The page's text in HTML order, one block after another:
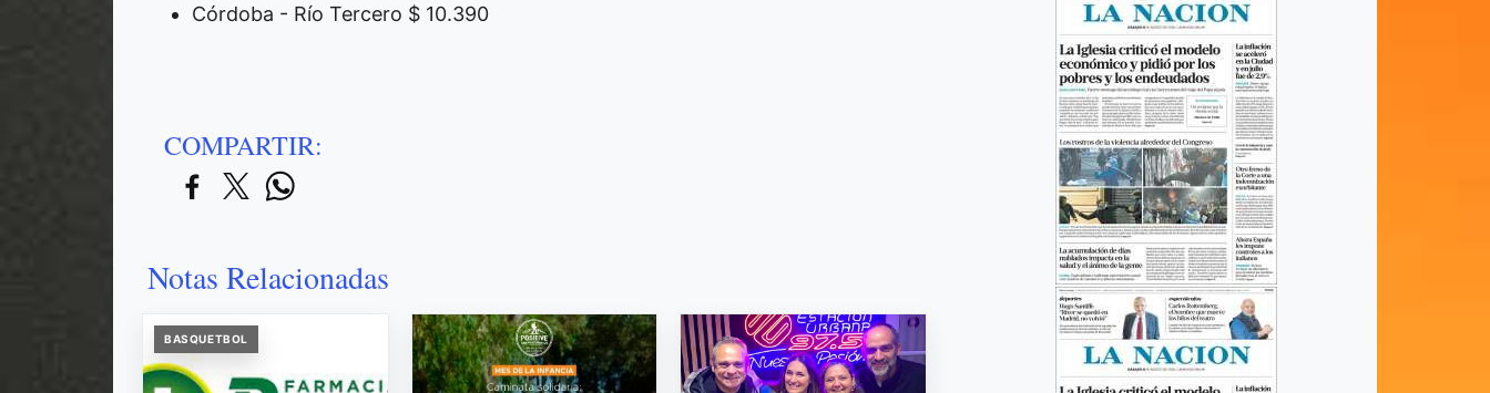
Córdoba - Río Tercero $ 10.390
COMPARTIR:
Notas Relacionadas
BASQUETBOL